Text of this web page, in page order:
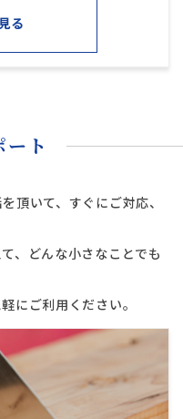
る
ート
頂いて、すぐにご対応、
、どんな小さなことでも
にご利用ください。